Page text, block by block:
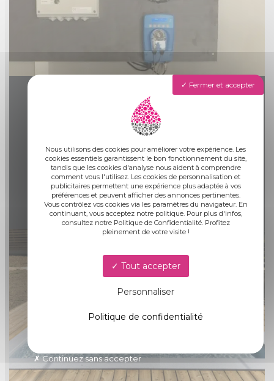
MISE EN SERVICE ET
FORMATION
Fermer et accepter
Nous utilisons des cookies pour améliorer votre expérience. Les
cookies essentiels garantissent le bon fonctionnement du site,
tandis que les cookies d'analyse nous aident à comprendre
comment vous l'utilisez. Les cookies de personnalisation et
publicitaires permettent une expérience plus adaptée à vos
préférences et peuvent afficher des annonces pertinentes.
Vous contrôlez vos cookies via les paramètres du navigateur. En
continuant, vous acceptez notre politique. Pour plus d'infos,
consultez notre Politique de Confidentialité. Profitez
pleinement de votre visite !
Tout accepter
Personnaliser
Politique de confidentialité
Continuez sans accepter